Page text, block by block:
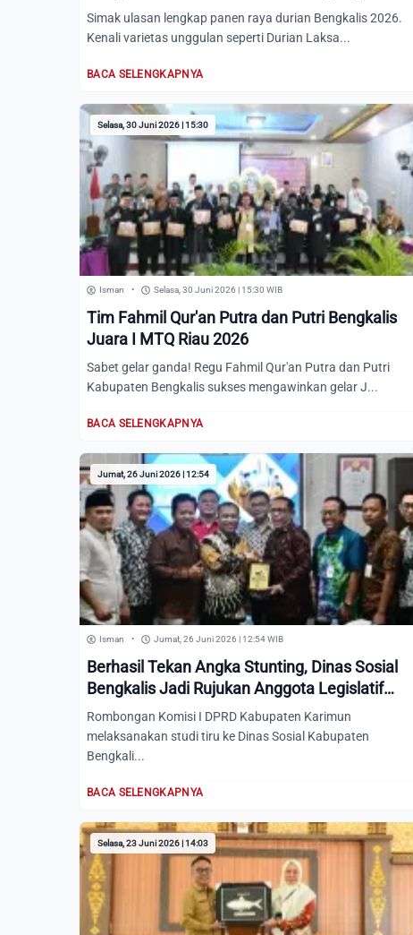
Banyak Diburu
Simak ulasan lengkap panen raya durian Bengkalis 2026.
Kenali varietas unggulan seperti Durian Laksa...
BACA SELENGKAPNYA
Selasa, 30 Juni 2026 | 15:30
Isman • Selasa, 30 Juni 2026 | 15:30 WIB
Tim Fahmil Qur'an Putra dan Putri Bengkalis
Juara I MTQ Riau 2026
Sabet gelar ganda! Regu Fahmil Qur'an Putra dan Putri
Kabupaten Bengkalis sukses mengawinkan gelar J...
BACA SELENGKAPNYA
Jumat, 26 Juni 2026 | 12:54
Isman • Jumat, 26 Juni 2026 | 12:54 WIB
Berhasil Tekan Angka Stunting, Dinas Sosial
Bengkalis Jadi Rujukan Anggota Legislatif
Karimun
Rombongan Komisi I DPRD Kabupaten Karimun
melaksanakan studi tiru ke Dinas Sosial Kabupaten
Bengkali...
BACA SELENGKAPNYA
Selasa, 23 Juni 2026 | 14:03